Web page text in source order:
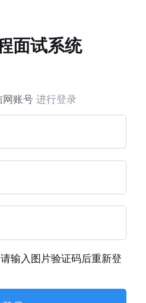
面试系统
网账号 进行登录
输入图片验证码后重新登